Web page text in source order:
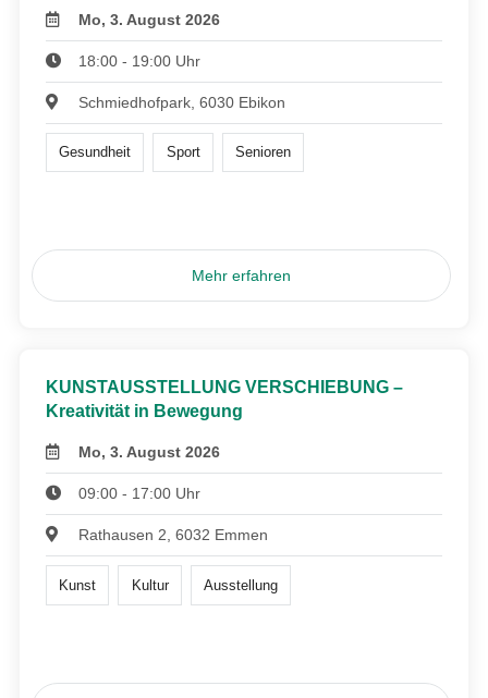
Mo, 3. August 2026
18:00 - 19:00 Uhr
Schmiedhofpark, 6030 Ebikon
Gesundheit Sport Senioren
Mehr erfahren
KUNSTAUSSTELLUNG VERSCHIEBUNG –
Kreativität in Bewegung
Mo, 3. August 2026
09:00 - 17:00 Uhr
Rathausen 2, 6032 Emmen
Kunst Kultur Ausstellung